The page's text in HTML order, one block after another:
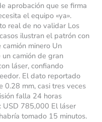
aprobación que se firma
el equipo «ya».
real de no validar Los
ilustran el patrón con
minero Un
camión de gran
láser, confiando
El dato reportado
0.28 mm, casi tres veces
falla 24 horas
USD 785,000 El láser
tomado 15 minutos.